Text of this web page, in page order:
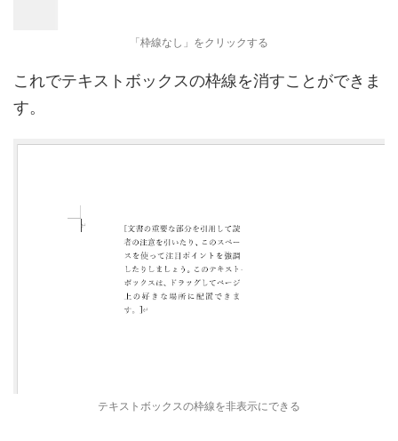
「枠線なし」をクリックする
これでテキストボックスの枠線を消すことができま
す。
テキストボックスの枠線を非表示にできる